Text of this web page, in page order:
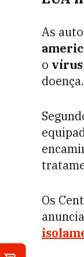
As
o vírus
doença.
Os